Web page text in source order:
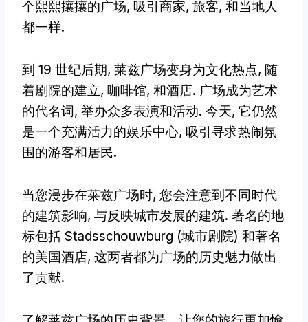
个熙熙攘攘的广场, 吸引商家, 旅客, 和当地人
都一样.
到 19 世纪后期, 莱兹广场变身为文化热点, 随
着剧院的建立, 咖啡馆, 和酒店. 广场成为艺术
的代名词, 举办众多表演和活动. 今天, 它仍然
是一个充满活力的娱乐中心, 吸引寻求热闹氛
围的游客和居民.
当您漫步在莱兹广场时, 您会注意到不同时代
的建筑影响, 与反映城市发展的建筑. 著名的地
标包括 Stadsschouwburg (城市剧院) 和著名
的美国酒店, 这两者都为广场的历史魅力做出
了贡献.